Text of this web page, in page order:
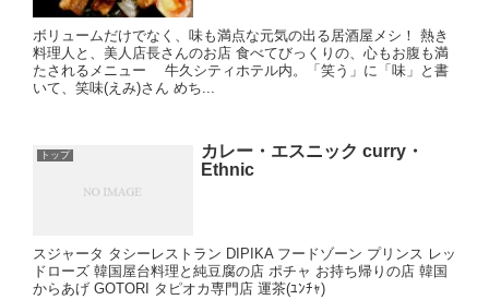
ボリュームだけでなく、味も満点な元気の出る居酒屋メシ！ 熱き
料理人と、美人店長さんのお店 食べてびっくりの、心もお腹も満
たされるメニュー 牛久シティホテル内。「笑う」に「味」と書
いて、笑味(えみ)さん めち...
トップ
カレー・エスニック curry・
Ethnic
スジャータ タシーレストラン DIPIKA フードゾーン プリンス レッ
ドローズ 韓国屋台料理と純豆腐の店 ポチャ お持ち帰りの店 韓国
からあげ GOTORI タピオカ専門店 運茶(ﾕﾝﾁｬ)